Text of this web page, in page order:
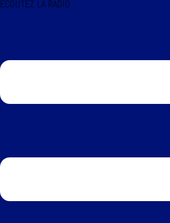
ÉCOUTEZ LA RADIO